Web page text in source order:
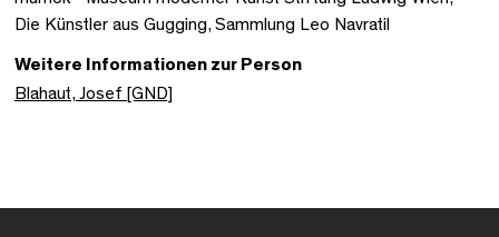
Die Künstler aus Gugging, Sammlung Leo Navratil
Weitere Informationen zur Person
Blahaut, Josef [GND]